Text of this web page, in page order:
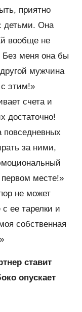
приятно
детьми. Она
вообще не
Без меня она бы
мужчина
этим!»
счета и
достаточно!
повседневных
за ними,
первом месте!»
не может
ее тарелки и
собственная
ставит
опускает